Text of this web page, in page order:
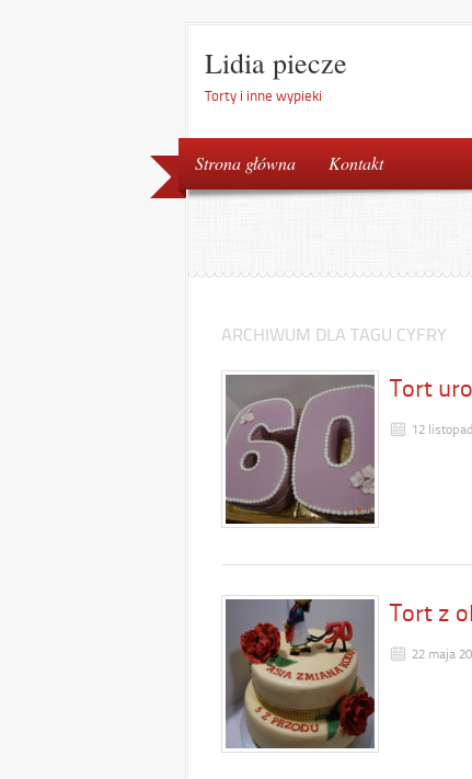
Lidia piecze
Torty i inne wypieki
Strona główna Kontakt
ARCHIWUM DLA TAGU CYFRY
Tort
12
Tort z
22 maja